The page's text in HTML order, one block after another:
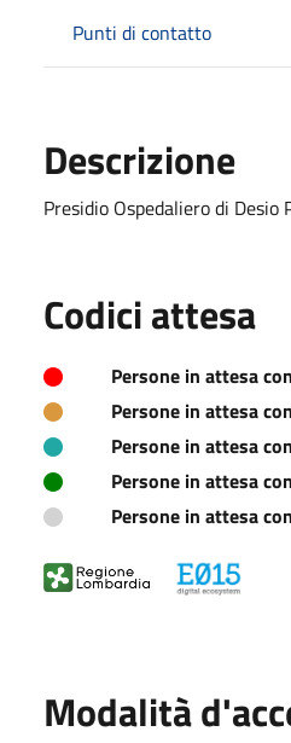
Punti di contatto
Descrizione
Presidio Ospedaliero di Desio
Codici attesa
Persone in attesa
Persone in attesa
Persone in attesa
Persone in attesa
Persone in attesa
Modalità